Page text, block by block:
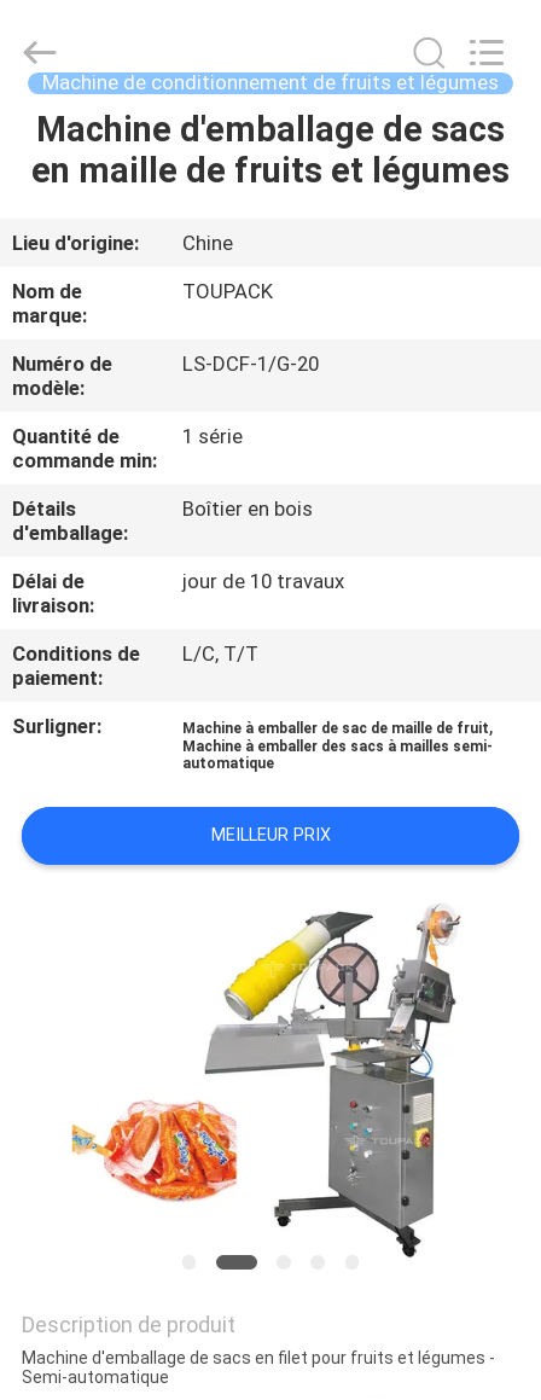
MAISON
À
PROPOS
DE
NOUS
D'USINE
CONTRÔLE
DE
QUALITÉ
CONTACTEZ-
NOUS
NOUVELLES
PLAN
POLITIQUE
DE
EQUIPMENT
Reserved.
Machine de conditionnement de fruits et légumes
Machine d'emballage de sacs
en maille de fruits et légumes
Lieu d'origine:
Chine
Nom de
marque:
TOUPACK
Numéro de
modèle:
LS-DCF-1/G-20
Quantité de
commande min:
1 série
Détails
d'emballage:
Boîtier en bois
Délai de
livraison:
jour de 10 travaux
Conditions de
paiement:
L/C, T/T
Surligner: Machine à emballer de sac de maille de fruit,
Machine à emballer des sacs à mailles semi-
automatique
MEILLEUR PRIX
Description de produit
Machine d'emballage de sacs en filet pour fruits et légumes -
Semi-automatique